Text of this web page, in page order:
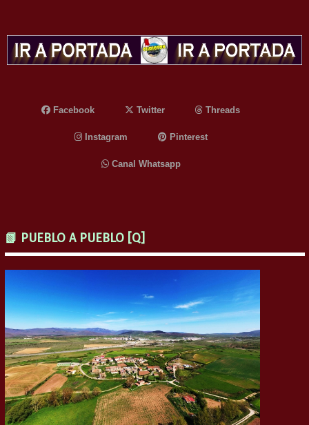
Facebook Twitter Threads
Instagram Pinterest
Canal Whatsapp
📗 PUEBLO A PUEBLO [Q]